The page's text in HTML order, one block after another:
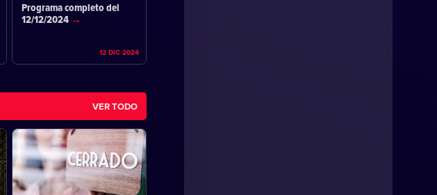
Programa completo del
12/12/2024
12 DIC 2024
VER TODO